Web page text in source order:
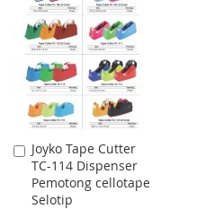
LIST
Joyko Tape Cutter
TC-114 Dispenser
Pemotong cellotape
Selotip
Add
to
Cart